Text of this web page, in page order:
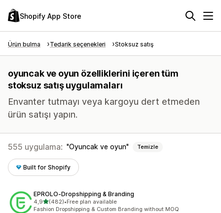
Shopify App Store
Ürün bulma Tedarik seçenekleri Stoksuz satış
oyuncak ve oyun özelliklerini içeren tüm
stoksuz satış uygulamaları
Envanter tutmayı veya kargoyu dert etmeden
ürün satışı yapın.
555 uygulama: Oyuncak ve oyun Temizle
Built for Shopify
EPROLO‑Dropshipping & Branding
4,95 yıldız üzerinden
(482)
toplam 482 değerlendirme
•Free plan available
Fashion Dropshipping & Custom Branding without MOQ